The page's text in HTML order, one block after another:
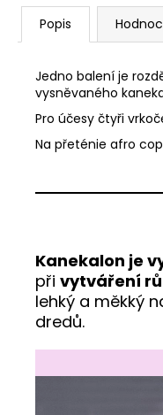
Popis
Jedno balení je
vysněvaného
Pro účesy čtyři
Na přeténie afro
Kanekalon je
při vytváření
lehký a měkký
dredů.